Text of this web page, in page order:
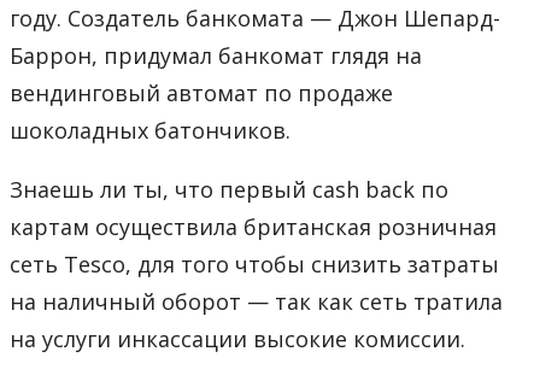
году. Создатель банкомата — Джон Шепард-
Баррон, придумал банкомат глядя на
вендинговый автомат по продаже
шоколадных батончиков.
Знаешь ли ты, что первый cash back по
картам осуществила британская розничная
сеть Tesco, для того чтобы снизить затраты
на наличный оборот — так как сеть тратила
на услуги инкассации высокие комиссии.